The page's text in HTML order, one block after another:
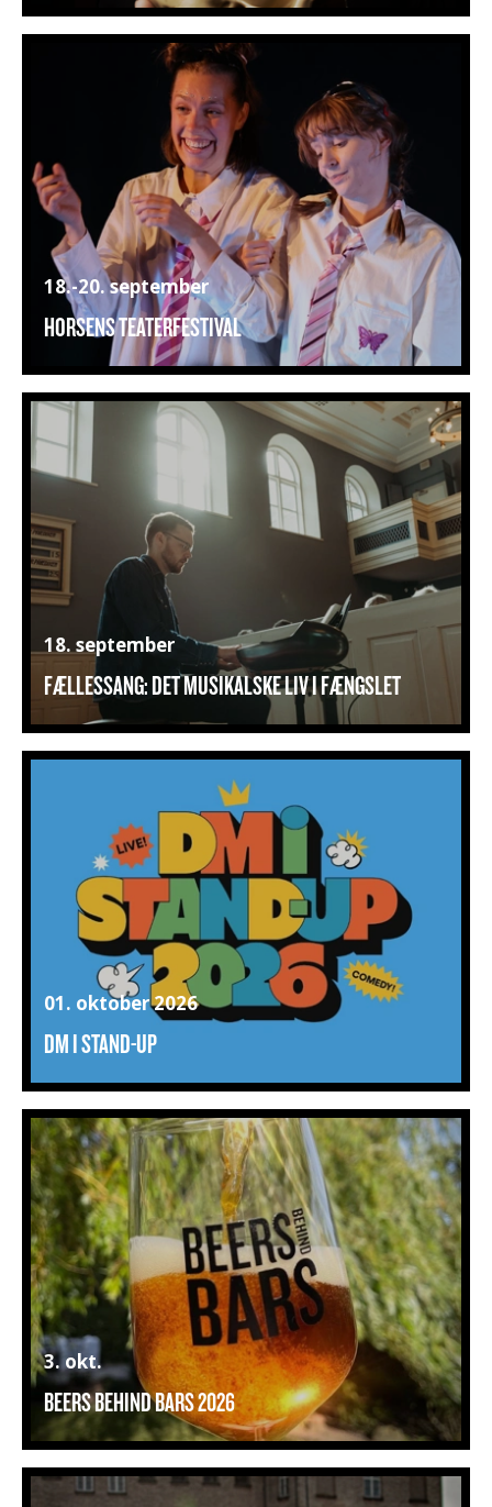
18.-20. september
HORSENS TEATERFESTIVAL
18. september
FÆLLESSANG: DET MUSIKALSKE LIV I FÆNGSLET
01. oktober 2026
DM I STAND-UP
3. okt.
BEERS BEHIND BARS 2026